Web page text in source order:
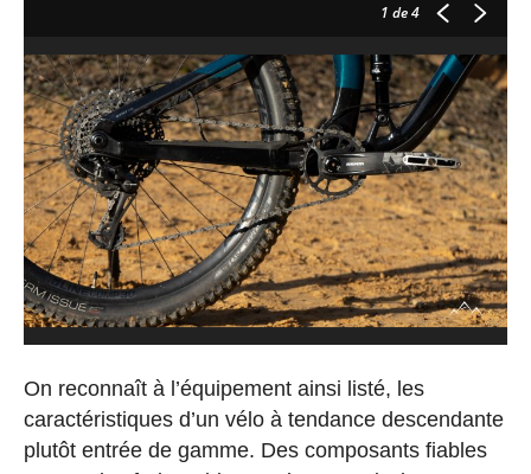
1 de 4
On reconnaît à l’équipement ainsi listé, les
caractéristiques d’un vélo à tendance descendante
plutôt entrée de gamme. Des composants fiables